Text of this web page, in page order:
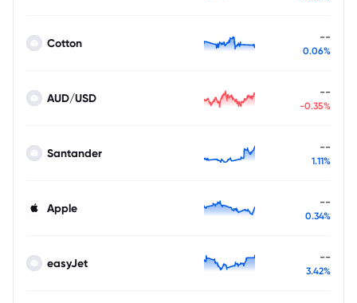
Cotton --
0.06%
AUD/USD --
-0.35%
Santander --
1.11%
Apple --
0.34%
easyJet --
3.42%